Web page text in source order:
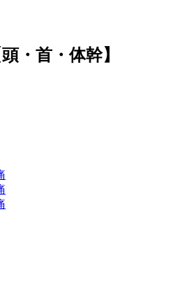
・首・体幹】